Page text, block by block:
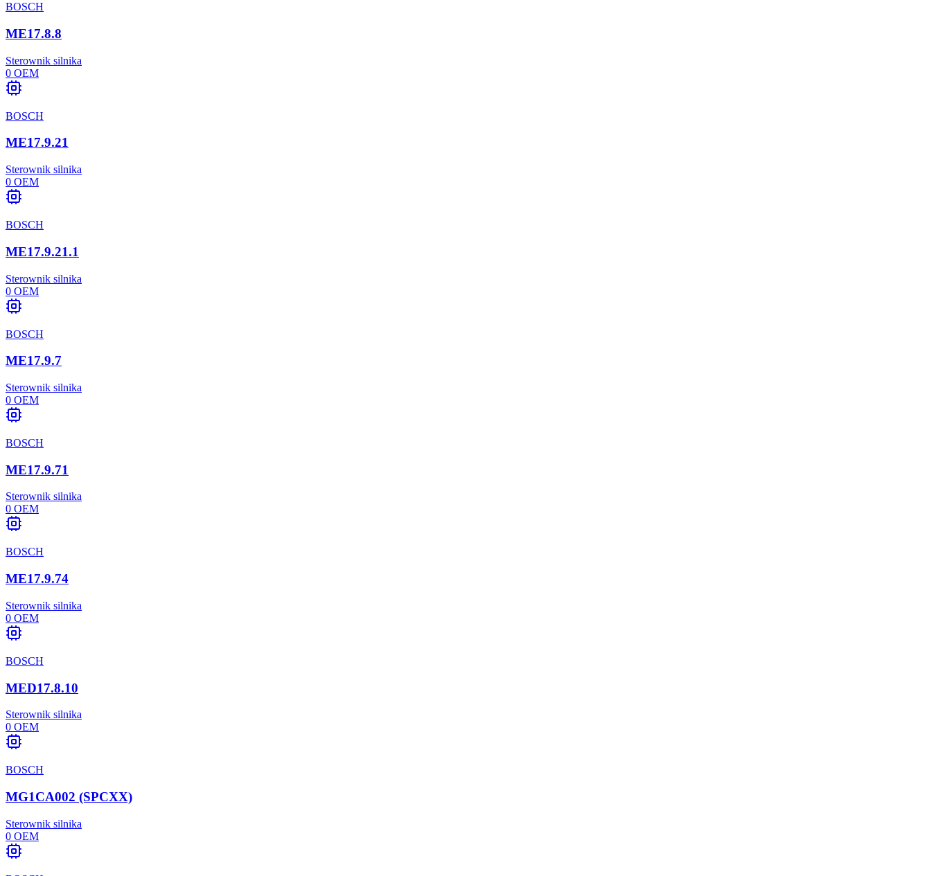
BOSCH
ME17.8.8
Sterownik silnika
0 OEM
BOSCH
ME17.9.21
Sterownik silnika
0 OEM
BOSCH
ME17.9.21.1
Sterownik silnika
0 OEM
BOSCH
ME17.9.7
Sterownik silnika
0 OEM
BOSCH
ME17.9.71
Sterownik silnika
0 OEM
BOSCH
ME17.9.74
Sterownik silnika
0 OEM
BOSCH
MED17.8.10
Sterownik silnika
0 OEM
BOSCH
MG1CA002 (SPCXX)
Sterownik silnika
0 OEM